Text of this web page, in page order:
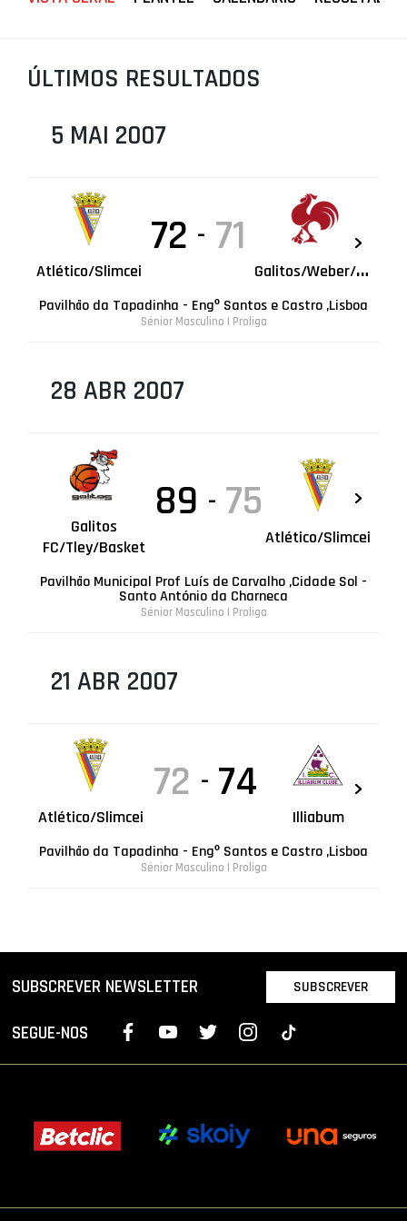
LIGA BETCLIC MASCULINA
LIGA BETCLIC FEMININA
ÚLTIMOS RESULTADOS
5 MAI 2007
Atlético/Slimcei
72 - 71
G
alitos/Weber/Novagrés
Pavilhão da Tapadinha - Engº Santos e Castro ,Lisboa
Sénior Masculino | Proliga
28 ABR 2007
Galitos
FC/Tley/Basket
89 - 75
Atlético/Slimcei
Pavilhão Municipal Prof Luís de Carvalho ,Cidade Sol -
Santo António da Charneca
Sénior Masculino | Proliga
21 ABR 2007
Atlético/Slimcei
72 - 74
Illiabum
Pavilhão da Tapadinha - Engº Santos e Castro ,Lisboa
Sénior Masculino | Proliga
SUBSCREVER NEWSLETTER SUBSCREVER
SEGUE-NOS